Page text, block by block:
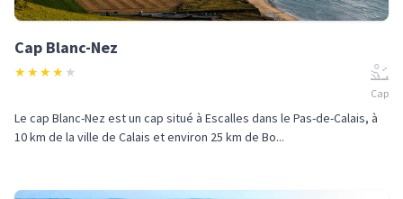
Cap Blanc-Nez
★★★★ ★
Cap
Le cap Blanc-Nez est un cap situé à Escalles dans le Pas-de-Calais, à
10 km de la ville de Calais et environ 25 km de Bo...